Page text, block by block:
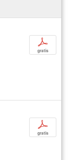
p
gratis
p
gratis